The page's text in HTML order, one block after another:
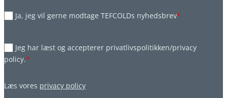
Ja, jeg vil gerne modtage TEFCOLDs nyhedsbrev*
Jeg har læst og accepterer privatlivspolitikken/privacy
policy.*
Læs vores privacy policy